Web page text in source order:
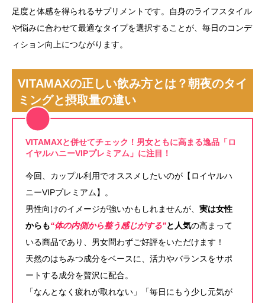
足度と体感を得られるサプリメントです。自身のライフスタイル
や悩みに合わせて最適なタイプを選択することが、毎日のコンデ
ィション向上につながります。
VITAMAXの正しい飲み方とは？朝夜のタイ
ミングと摂取量の違い
VITAMAXと併せてチェック！男女ともに高まる逸品「ロ
イヤルハニーVIPプレミアム」に注目！
今回、カップル利用でオススメしたいのが【ロイヤルハ
ニーVIPプレミアム】。
男性向けのイメージが強いかもしれませんが、 実は女性
からも“体の内側から整う感じがする”と人気の高まって
いる商品であり、男女問わずご好評をいただけます！
天然のはちみつ成分をベースに、活力やバランスをサポ
ートする成分を贅沢に配合。
「なんとなく疲れが取れない」「毎日にもう少し元気が